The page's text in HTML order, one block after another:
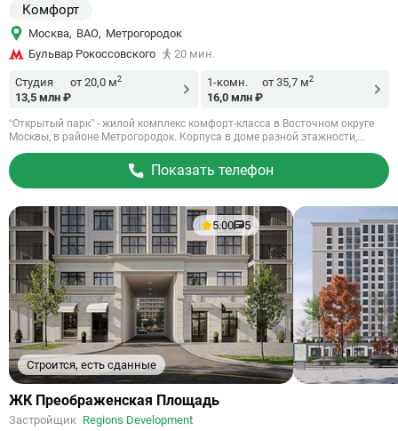
Комфорт
Москва, ВАО, Метрогородок
Бульвар Рокоссовского
20 мин.
Студия от 20,0 м2
13,5 млн ₽
1-комн. от 35,7 м2
16,0 млн ₽
“Открытый парк” - жилой комплекс комфорт-класса в Восточном округе
Москвы, в районе Метрогородок. Корпуса в доме разной этажности,...
Показать телефон
Строится, есть сданные
5.00 5
Ссылка
объект
ЖК Преображенская Площадь
Застройщик Regions Development